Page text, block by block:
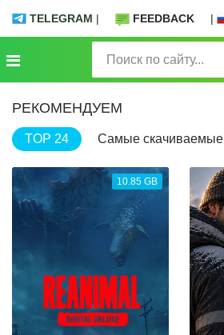
TELEGRAM | FEEDBACK |
РЕКОМЕНДУЕМ
TOP 24 Самые скачиваемые
10.85 GB